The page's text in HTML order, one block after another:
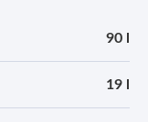
90 l
19 l